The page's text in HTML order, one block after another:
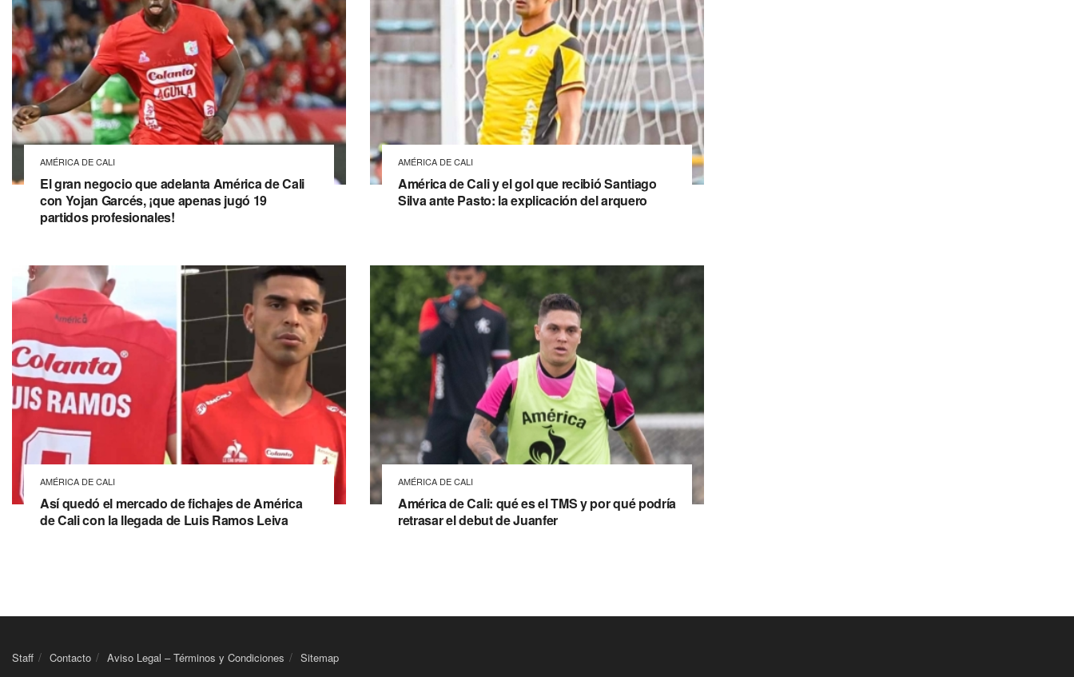
AMÉRICA DE CALI
El gran negocio que adelanta América de Cali
con Yojan Garcés, ¡que apenas jugó 19
partidos profesionales!
AMÉRICA DE CALI
América de Cali y el gol que recibió Santiago
Silva ante Pasto: la explicación del arquero
AMÉRICA DE CALI
Así quedó el mercado de fichajes de América
de Cali con la llegada de Luis Ramos Leiva
AMÉRICA DE CALI
América de Cali: qué es el TMS y por qué podría
retrasar el debut de Juanfer
Staff Contacto Aviso Legal – Términos y Condiciones Sitemap